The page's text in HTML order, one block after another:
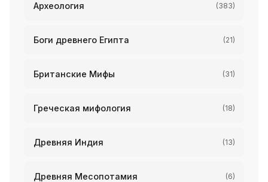
Археология (383)
Боги древнего Египта (21)
Британские Мифы (31)
Греческая мифология (18)
Древняя Индия (13)
Древняя Месопотамия (6)